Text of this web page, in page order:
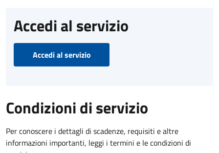
Accedi al servizio
Accedi al servizio
Condizioni di servizio
Per conoscere i dettagli di scadenze, requisiti e altre
informazioni importanti, leggi i termini e le condizioni di